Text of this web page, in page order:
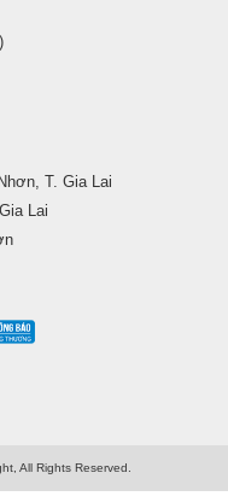
T. Gia Lai
Lai
All Rights Reserved.